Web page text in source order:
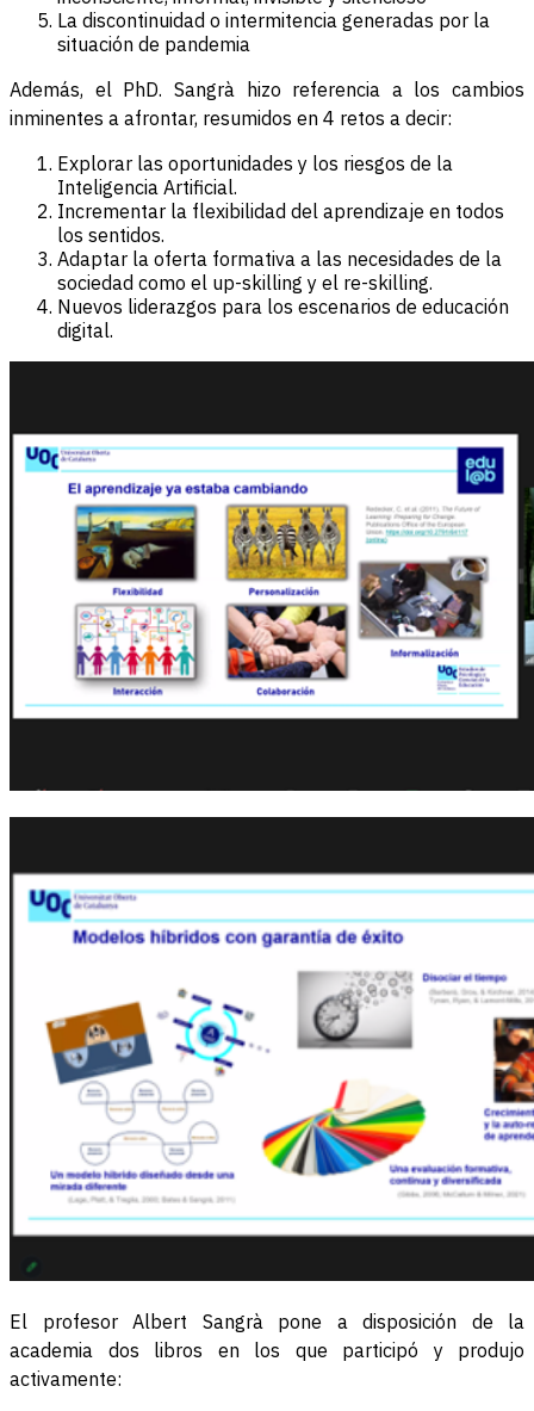
La discontinuidad o intermitencia generadas por la
situación de pandemia
Además, el PhD. Sangrà hizo referencia a los cambios
inminentes a afrontar, resumidos en 4 retos a decir:
Explorar las oportunidades y los riesgos de la
Inteligencia Artificial.
Incrementar la flexibilidad del aprendizaje en todos
los sentidos.
Adaptar la oferta formativa a las necesidades de la
sociedad como el up-skilling y el re-skilling.
Nuevos liderazgos para los escenarios de educación
digital.
El profesor Albert Sangrà pone a disposición de la
academia dos libros en los que participó y produjo
activamente: